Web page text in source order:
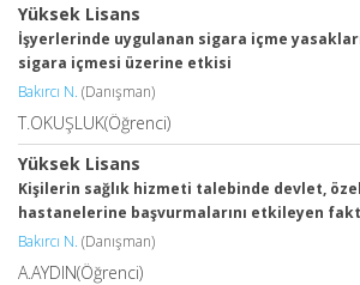
Yüksek Lisans
İşyerlerinde uygulanan sigara içme
sigara içmesi üzerine etkisi
Bakırcı N. (Danışman)
T.OKUŞLUK(Öğrenci)
Yüksek Lisans
Kişilerin sağlık hizmeti talebinde devlet,
hastanelerine başvurmalarını etkileyen
Bakırcı N. (Danışman)
A.AYDIN(Öğrenci)